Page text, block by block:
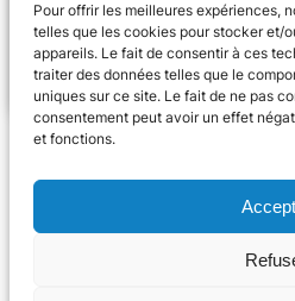
Pour offrir les meilleures expériences,
telles que les cookies pour stocker et/
appareils. Le fait de consentir à ces
traiter des données telles que le
uniques sur ce site. Le fait de ne pas
consentement peut avoir un effet
et fonctions.